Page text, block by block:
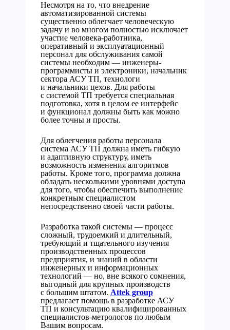
Несмотря на то, что внедрение
автоматизированной системы
существенно облегчает человеческую
задачу и во многом полностью исключает
участие человека-работника,
оперативный и эксплуатационный
персонал для обслуживания самой
системы необходим — инженеры-
программисты и электроники, начальник
сектора АСУ ТП, технологи
и начальники цехов. Для работы
с системой ТП требуется специальная
подготовка, хотя в целом ее интерфейс
и функционал должны быть как можно
более точны и просты.
Для облегчения работы персонала
система АСУ ТП должна иметь гибкую
и адаптивную структуру, иметь
возможность изменения алгоритмов
работы. Кроме того, программа должна
обладать несколькими уровнями доступа
для того, чтобы обеспечить выполнение
конкретным специалистом
непосредственно своей части работы.
Разработка такой системы — процесс
сложный, трудоемкий и длительный,
требующий и тщательного изучения
производственных процессов
предприятия, и знаний в области
инженерных и информационных
технологий — но, вне всякого сомнения,
выгодный для крупных производств
с большим штатом. Attek group
предлагает помощь в разработке АСУ
ТП и консультацию квалифицированных
специалистов-метрологов по любым
Вашим вопросам.